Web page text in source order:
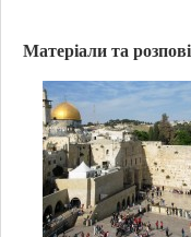
Матеріали та